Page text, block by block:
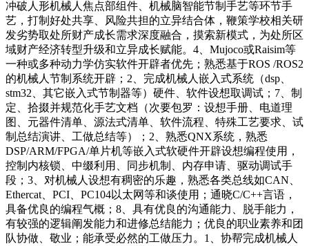
冲破人形机械人焦点部组件、机械脑智能节制手艺等环节手
艺，打制好处共享、风险共担的立异结合体，鞭策学校相关研
发劣势取处所财产成长需求深度融合，摸索新模式，为处所区
域财产经济转型升级和立异成长赋能。4、Mujoco或Raisim等
一种或多种动力学仿实软件开辟者优先；熟悉基于ROS /ROS2
的机械人节制系统开辟；2、完成机械人嵌入式系统（dsp、
stm32、其它嵌入式节制器等）硬件、软件设想取调试；7、制
定、拾掇并规范化手艺文档（次要包罗：设想手册、电道理
图、元器件清单、源法式清单、软件流程、特殊工艺要求、试
制总结演讲、工做总结等）；2、熟悉QNX系统，熟悉
DSP/ARM/FPGA/单片机等嵌入式软硬件开辟设想编程使用，
控制内核锁、中缀利用、同步机制、内存申请、驱动调试手
段；3、对机械人设想有稠密的乐趣，熟悉各类总线如CAN、
Ethercat、PCI、PC104以太网等和谈使用；通晓C/C++言语，
具备优良的编程气概；8、具有优良的沟通能力、脱手能力，
有较强的逻辑阐发能力和进修总结能力；优良的职业素养和团
队协做、敬业；能承受必然的工做压力。1、协帮完成机械人